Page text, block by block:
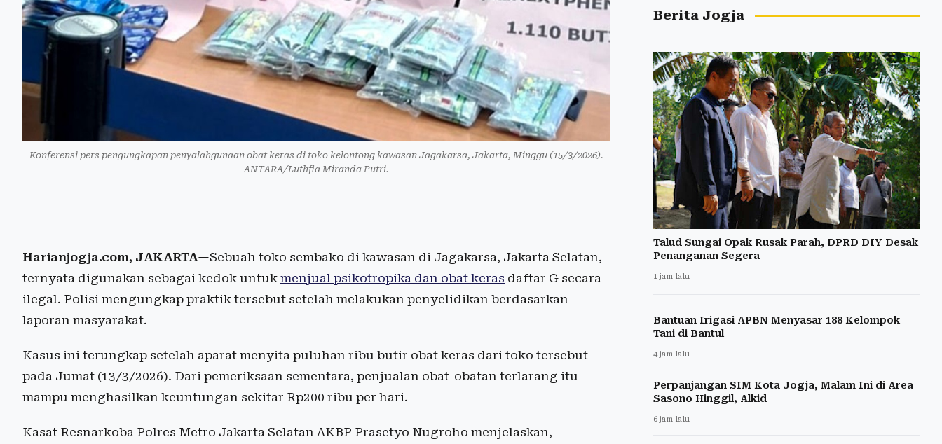
Konferensi pers pengungkapan penyalahgunaan obat keras di toko kelontong kawasan Jagakarsa, Jakarta, Minggu (15/3/2026).
ANTARA/Luthfia Miranda Putri.
Harianjogja.com, JAKARTA—Sebuah toko sembako di kawasan di Jagakarsa, Jakarta Selatan,
ternyata digunakan sebagai kedok untuk menjual psikotropika dan obat keras daftar G secara
ilegal. Polisi mengungkap praktik tersebut setelah melakukan penyelidikan berdasarkan
laporan masyarakat.
Kasus ini terungkap setelah aparat menyita puluhan ribu butir obat keras dari toko tersebut
pada Jumat (13/3/2026). Dari pemeriksaan sementara, penjualan obat-obatan terlarang itu
mampu menghasilkan keuntungan sekitar Rp200 ribu per hari.
Kasat Resnarkoba Polres Metro Jakarta Selatan AKBP Prasetyo Nugroho menjelaskan,
Berita Jogja
Talud Sungai Opak Rusak Parah, DPRD DIY Desak
Penanganan Segera
1 jam lalu
Bantuan Irigasi APBN Menyasar 188 Kelompok
Tani di Bantul
4 jam lalu
Perpanjangan SIM Kota Jogja, Malam Ini di Area
Sasono Hinggil, Alkid
6 jam lalu